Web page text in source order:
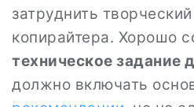
затруднить
копирайтера. Хорошо
техническое задание
должно включать